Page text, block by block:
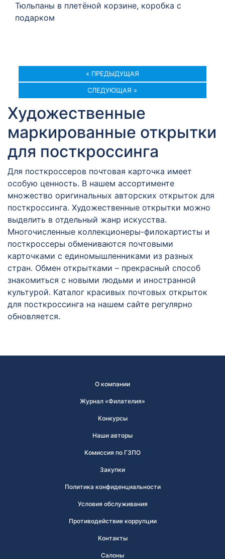
Тюльпаны в плетёной корзине, коробка с
подарком
« ПРЕДЫДУЩАЯ
СЛЕДУЮЩАЯ »
Художественные
маркированные открытки
для посткроссинга
Для посткроссеров почтовая карточка имеет
особую ценность. В нашем ассортименте
множество оригинальных авторских открыток для
посткроссинга. Художественные открытки можно
выделить в отдельный жанр искусства.
Многочисленные коллекционеры-филокартисты и
посткроссеры обмениваются почтовыми
карточками с единомышленниками из разных
стран. Обмен открытками – прекрасный способ
знакомиться с новыми людьми и иностранной
культурой. Каталог красивых почтовых открыток
для посткроссинга на нашем сайте регулярно
обновляется.
О компании
Журнал «Филателия»
Конкурсы
Наши авторы
Комиссия по ГЗПО
Закупки
Политика конфиденциальности
Условия обслуживания
Противодействие коррупции
Контакты
Салоны